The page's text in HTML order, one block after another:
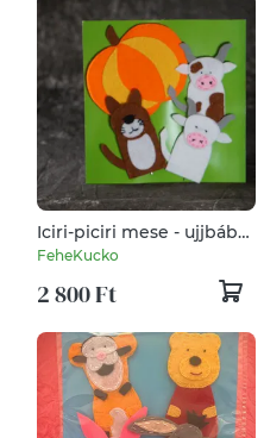
Iciri-piciri mese - ujjbáb
csomag
FeheKucko
2 800 Ft